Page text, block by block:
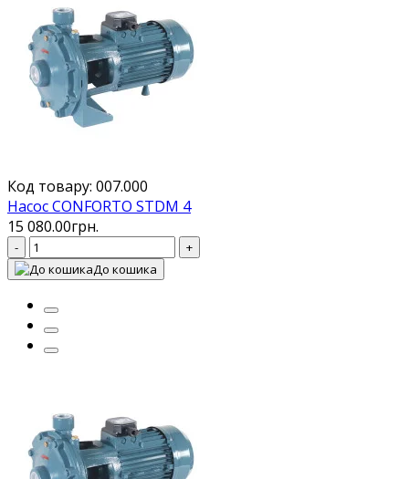
Код товару: 007.000
Насос CONFORTO STDM 4
15 080.00грн.
-
+
До кошика